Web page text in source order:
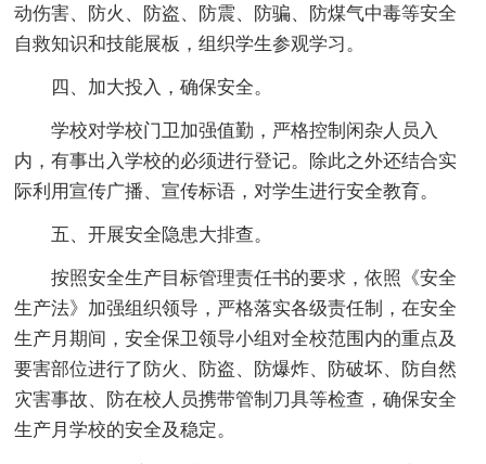
动伤害、防火、防盗、防震、防骗、防煤气中毒等安全
自救知识和技能展板，组织学生参观学习。
四、加大投入，确保安全。
学校对学校门卫加强值勤，严格控制闲杂人员入
内，有事出入学校的必须进行登记。除此之外还结合实
际利用宣传广播、宣传标语，对学生进行安全教育。
五、开展安全隐患大排查。
按照安全生产目标管理责任书的要求，依照《安全
生产法》加强组织领导，严格落实各级责任制，在安全
生产月期间，安全保卫领导小组对全校范围内的重点及
要害部位进行了防火、防盗、防爆炸、防破坏、防自然
灾害事故、防在校人员携带管制刀具等检查，确保安全
生产月学校的安全及稳定。